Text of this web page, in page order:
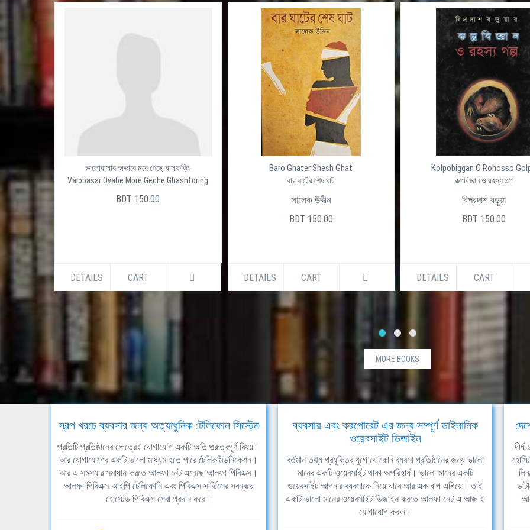
ভালোবাসার অভাবে মরে গেছে ঘাসফড়িং
Valobasar Ovabe More Geche Ghashforing
BDT 150.00
DETAILS CART
Baro Ghater Shesh Ghat
বার ঘাটের শেষ ঘাট
সালেক উদ্দীন
BDT 150.00
DETAILS CART
Kolpobiggan O Rohosso
কল্পবিজ্ঞান ও রহস্য গল্প
বিপ্রদাশ বড়ুয়া
BDT 150.00
DETAILS CART
MORE BOOKS
স্বল্প খরচে ব্যবসার জন্য অত্যাধুনিক টেলিফোন সিস্টেম
প্রতিটি প্রতিষ্ঠানের ক্ষেত্রেই যোগাযোগ একটি অতি গুরুত্বপূর্ণ বিষয়।
আর যোগাযোগের একটি ভালো মাধ্যম হতে পারে টেলিকমিউনিকেশন।
আর এ সমস্যার সমাধান করতে আলফা নেট এনেছে আলফা পিবিএক্স।
আলফা পিবিএক্স আইপি টেলিফোনি এবং পিবিএক্স সার্ভিসের সবন্বয়ে
হোস্টেড পিবিএক্স সেবা প্রদান করে।
ব্যবসায় এবং করপোরেট এর জন্য সম্পূর্ণ ডাইনামিক
ওয়েবসাইট ডিজাইন
বর্তমান তথ্য প্রযুক্তির যুগে যে কোন ব্যবসা প্রতিষ্ঠানের জন্য ভালো
মানের একটি ওয়েবসাইট থাকা অপরিহার্য। ভালো মানের একটি
ওয়েবসাইট আপনার ব্যবসাকে নিয়ে যাবে আর এক ধাপ এগিয়ে। তাই
একটি ভালো মানের ওয়েবসাইট ডিজাইন করতে আলফা নেট এ আজ ই
যোগাযোগ করুন।